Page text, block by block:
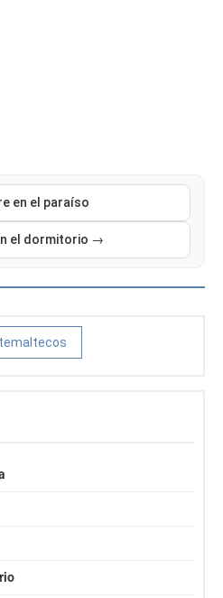
en el paraíso
el dormitorio →